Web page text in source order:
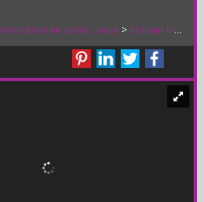
Immobilier en vente Losse > Maison Individuelle en vente Losse